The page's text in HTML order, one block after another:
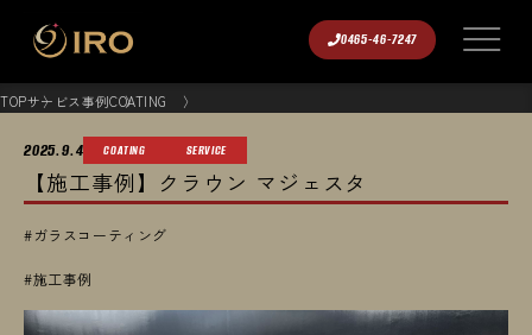
0465-46-7247
TOPサービス事例COATING
2025.9.4 COATING SERVICE
【施工事例】クラウン マジェスタ
#ガラスコーティング
#施工事例